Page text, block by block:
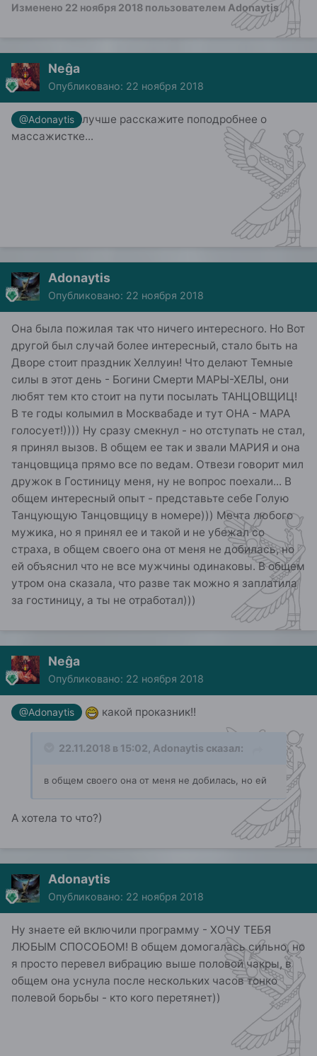
Изменено 22 ноября 2018 пользователем Adonaytis
Neĝa
Опубликовано: 22 ноября 2018
@Adonaytis
лучше расскажите поподробнее о
массажистке...
Adonaytis
Опубликовано: 22 ноября 2018
Она была пожилая так что ничего интересного. Но Вот
другой был случай более интересный, стало быть на
Дворе стоит праздник Хеллуин! Что делают Темные
силы в этот день - Богини Смерти МАРЫ-ХЕЛЫ, они
любят тем кто стоит на пути посылать ТАНЦОВЩИЦ!
В те годы колымил в Москвабаде и тут ОНА - МАРА
голосует!)))) Ну сразу смекнул - но отступать не стал,
я принял вызов. В общем ее так и звали МАРИЯ и она
танцовщица прямо все по ведам. Отвези говорит мил
дружок в Гостиницу меня, ну не вопрос поехали... В
общем интересный опыт - представьте себе Голую
Танцующую Танцовщицу в номере))) Мечта любого
мужика, но я принял ее и такой и не убежал со
страха, в общем своего она от меня не добилась, но
ей объяснил что не все мужчины одинаковы. В общем
утром она сказала, что разве так можно я заплатила
за гостиницу, а ты не отработал)))
Neĝa
Опубликовано: 22 ноября 2018
@Adonaytis какой проказник!!
22.11.2018 в 15:02, Adonaytis сказал:
в общем своего она от меня не добилась, но ей
А хотела то что?)
Adonaytis
Опубликовано: 22 ноября 2018
Ну знаете ей включили программу - ХОЧУ ТЕБЯ
ЛЮБЫМ СПОСОБОМ! В общем домогалась сильно, но
я просто перевел вибрацию выше половой чакры, в
общем она уснула после нескольких часов тонко
полевой борьбы - кто кого перетянет))